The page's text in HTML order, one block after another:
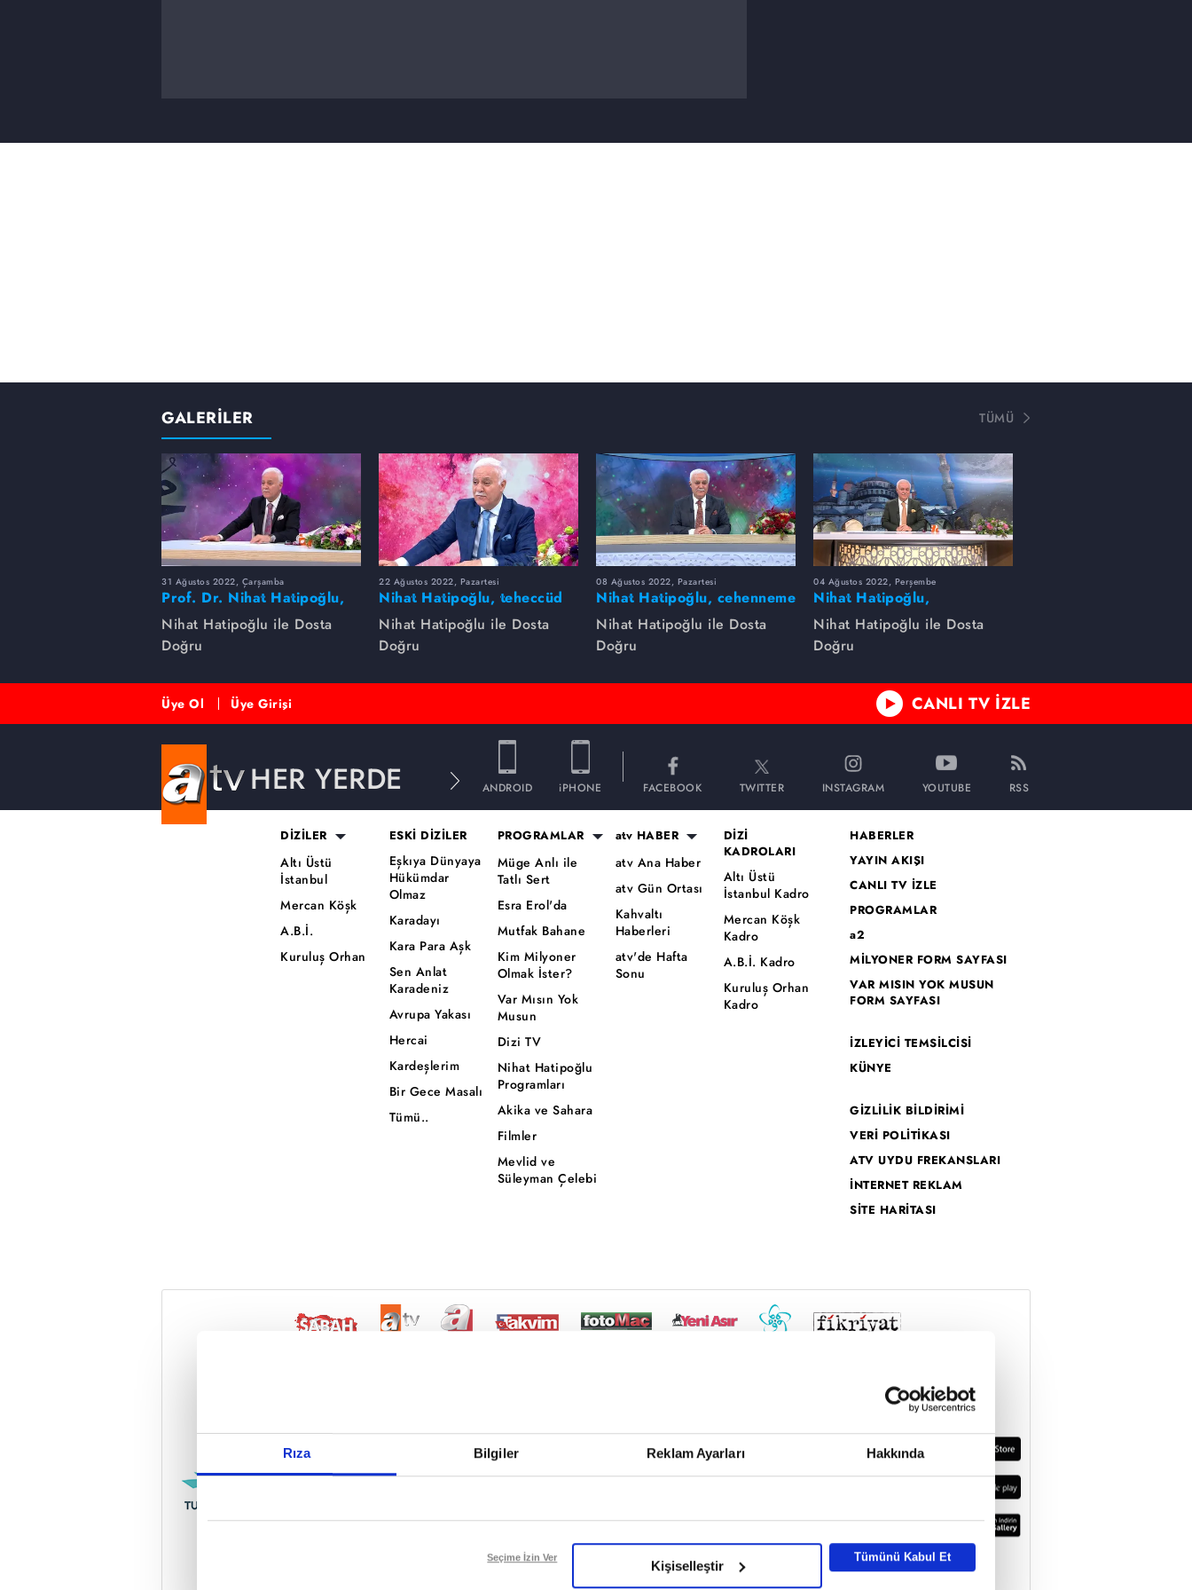
Rıza Bilgiler Reklam Ayarları Hakkında
Reddet
Seçime İzin Ver
Kişiselleştir
Tümünü Kabul Et
GALERİLER TÜMÜ
31 Ağustos 2022, Çarşamba
Prof. Dr. Nihat Hatipoğlu,
Peygamber Efendimizi
anlatıyor
Nihat Hatipoğlu ile Dosta
Doğru
22 Ağustos 2022, Pazartesi
Nihat Hatipoğlu, teheccüd
namazını anlatıyor...
Nihat Hatipoğlu ile Dosta
Doğru
08 Ağustos 2022, Pazartesi
Nihat Hatipoğlu, cehenneme
girecek kişileri anlatıyor...
Nihat Hatipoğlu ile Dosta
Doğru
04 Ağustos 2022, Perşembe
Nihat Hatipoğlu,
Peygamber efendimizin
özelliklerini anlatıyor...
Nihat Hatipoğlu ile Dosta
Doğru
Üye Ol Üye Girişi CANLI TV İZLE
HER YERDE ANDROID iPHONE FACEBOOK TWITTER INSTAGRAM YOUTUBE RSS
DİZİLER
Altı Üstü
İstanbul
Mercan Köşk
A.B.İ.
Kuruluş Orhan
ESKİ DİZİLER
Eşkıya Dünyaya
Hükümdar
Olmaz
Karadayı
Kara Para Aşk
Sen Anlat
Karadeniz
Avrupa Yakası
Hercai
Kardeşlerim
Bir Gece Masalı
Tümü..
PROGRAMLAR
Müge Anlı ile
Tatlı Sert
Esra Erol'da
Mutfak Bahane
Kim Milyoner
Olmak İster?
Var Mısın Yok
Musun
Dizi TV
Nihat Hatipoğlu
Programları
Akika ve Sahara
Filmler
Mevlid ve
Süleyman Çelebi
atv HABER
atv Ana Haber
atv Gün Ortası
Kahvaltı
Haberleri
atv'de Hafta
Sonu
DİZİ
KADROLARI
Altı Üstü
İstanbul Kadro
Mercan Köşk
Kadro
A.B.İ. Kadro
Kuruluş Orhan
Kadro
HABERLER
YAYIN AKIŞI
CANLI TV İZLE
PROGRAMLAR
a2
MİLYONER FORM SAYFASI
VAR MISIN YOK MUSUN
FORM SAYFASI
İZLEYİCİ TEMSİLCİSİ
KÜNYE
GİZLİLİK BİLDİRİMİ
VERİ POLİTİKASI
ATV UYDU FREKANSLARI
İNTERNET REKLAM
SİTE HARİTASI